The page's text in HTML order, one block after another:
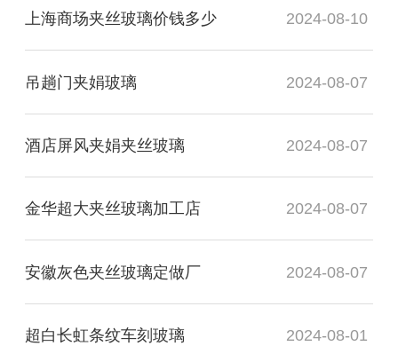
上海商场夹丝玻璃价钱多少 2024-08-10
吊趟门夹娟玻璃 2024-08-07
酒店屏风夹娟夹丝玻璃 2024-08-07
金华超大夹丝玻璃加工店 2024-08-07
安徽灰色夹丝玻璃定做厂 2024-08-07
超白长虹条纹车刻玻璃 2024-08-01